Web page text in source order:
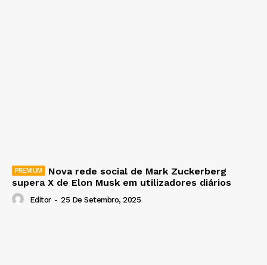
Nova rede social de Mark Zuckerberg
supera X de Elon Musk em utilizadores diários
Editor - 25 De Setembro, 2025